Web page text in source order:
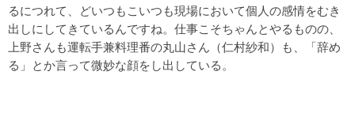
るにつれて、どいつもこいつも現場において個人の感情をむき
出しにしてきているんですね。仕事こそちゃんとやるものの、
上野さんも運転手兼料理番の丸山さん（仁村紗和）も、「辞め
る」とか言って微妙な顔をし出している。